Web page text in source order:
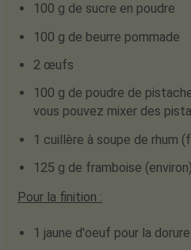
100 g de sucre en poudre
100 g de beurre pommade
2 œufs
100 g de poudre de
vous pouvez mixer des
1 cuillère à soupe de rhum
125 g de framboise (environ)
Pour la finition :
1 jaune d'oeuf pour la dorure